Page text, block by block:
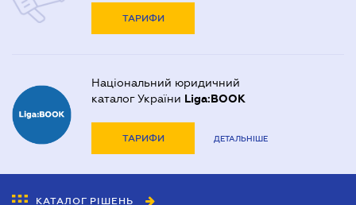
ТАРИФИ
Національний юридичний
каталог України Liga:BOOK
ТАРИФИ ДЕТАЛЬНІШЕ
КАТАЛОГ РІШЕНЬ